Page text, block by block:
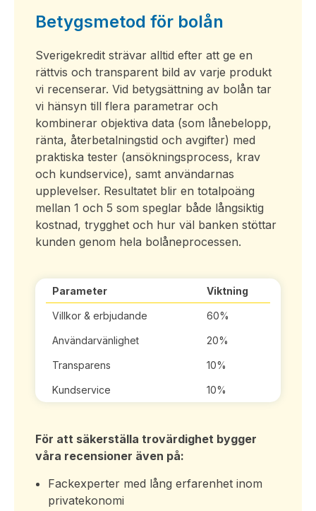
Betygsmetod för bolån
Sverigekredit strävar alltid efter att ge en
rättvis och transparent bild av varje produkt
vi recenserar. Vid betygsättning av bolån tar
vi hänsyn till flera parametrar och
kombinerar objektiva data (som lånebelopp,
ränta, återbetalningstid och avgifter) med
praktiska tester (ansökningsprocess, krav
och kundservice), samt användarnas
upplevelser. Resultatet blir en totalpoäng
mellan 1 och 5 som speglar både långsiktig
kostnad, trygghet och hur väl banken stöttar
kunden genom hela bolåneprocessen.
Parameter Viktning
Villkor & erbjudande 60%
Användarvänlighet 20%
Transparens 10%
Kundservice 10%
För att säkerställa trovärdighet bygger
våra recensioner även på:
Fackexperter med lång erfarenhet inom
privatekonomi